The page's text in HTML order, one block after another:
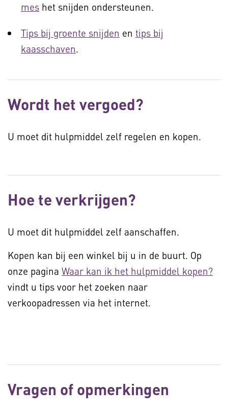
mes het snijden ondersteunen.
Tips bij groente snijden en tips bij
kaasschaven.
Wordt het vergoed?
U moet dit hulpmiddel zelf regelen en kopen.
Hoe te verkrijgen?
U moet dit hulpmiddel zelf aanschaffen.
Kopen kan bij een winkel bij u in de buurt. Op
onze pagina Waar kan ik het hulpmiddel kopen?
vindt u tips voor het zoeken naar
verkoopadressen via het internet.
Vragen of opmerkingen